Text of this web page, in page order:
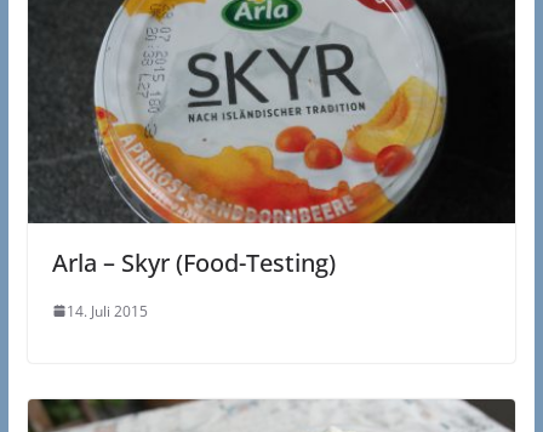
Arla – Skyr (Food-Testing)
14. Juli 2015